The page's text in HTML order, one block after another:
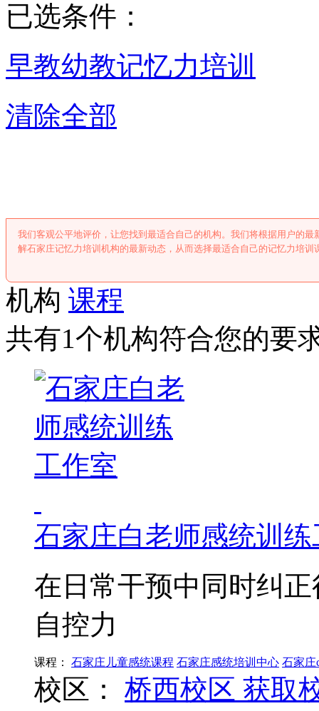
已选条件：
早教幼教记忆力培训
清除全部
我们客观公平地评价，让您找到最适合自己的机构。我们将根据用户的
解石家庄记忆力培训机构的最新动态，从而选择最适合自己的记忆力培训
机构 课程
共有1个机构符合您的要
石家庄白老师感统训
在日常干预中同时纠
自控力
课程： 石家庄儿童感统课程 石家庄感统培训中心 石家庄
校区： 桥西校区 获取